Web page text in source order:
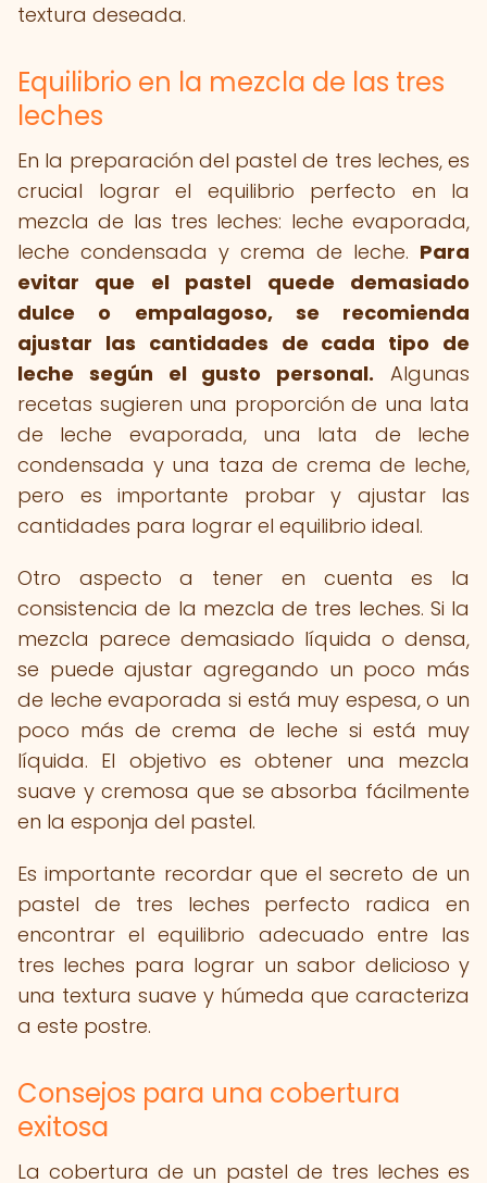
textura deseada.
Equilibrio en la mezcla de las tres
leches
En la preparación del pastel de tres leches, es
crucial lograr el equilibrio perfecto en la
mezcla de las tres leches: leche evaporada,
leche condensada y crema de leche. Para
evitar que el pastel quede demasiado
dulce o empalagoso, se recomienda
ajustar las cantidades de cada tipo de
leche según el gusto personal. Algunas
recetas sugieren una proporción de una lata
de leche evaporada, una lata de leche
condensada y una taza de crema de leche,
pero es importante probar y ajustar las
cantidades para lograr el equilibrio ideal.
Otro aspecto a tener en cuenta es la
consistencia de la mezcla de tres leches. Si la
mezcla parece demasiado líquida o densa,
se puede ajustar agregando un poco más
de leche evaporada si está muy espesa, o un
poco más de crema de leche si está muy
líquida. El objetivo es obtener una mezcla
suave y cremosa que se absorba fácilmente
en la esponja del pastel.
Es importante recordar que el secreto de un
pastel de tres leches perfecto radica en
encontrar el equilibrio adecuado entre las
tres leches para lograr un sabor delicioso y
una textura suave y húmeda que caracteriza
a este postre.
Consejos para una cobertura
exitosa
La cobertura de un pastel de tres leches es